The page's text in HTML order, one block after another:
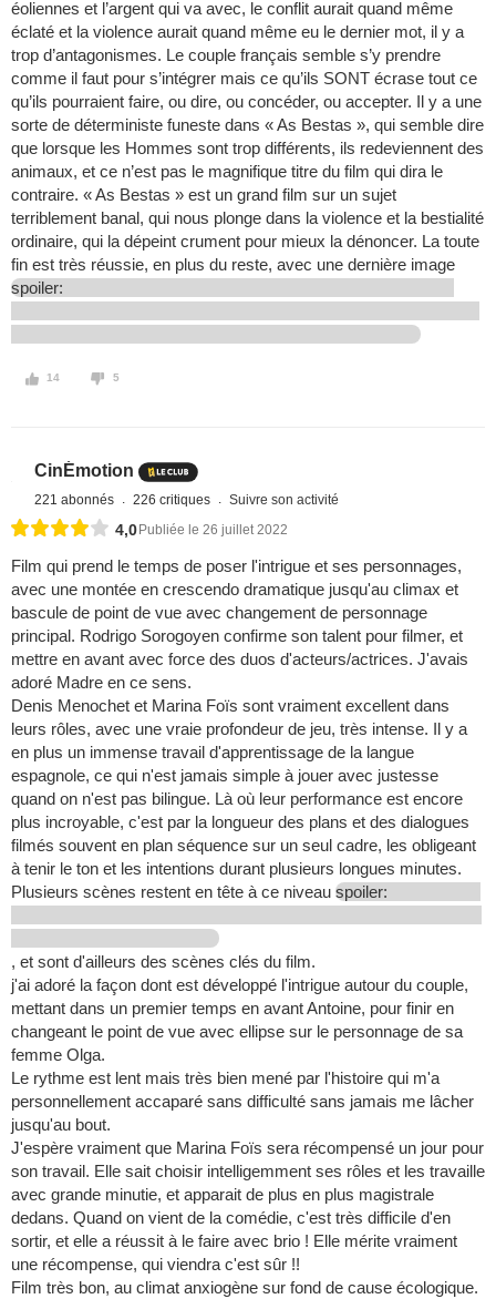
éoliennes et l’argent qui va avec, le conflit aurait quand même
éclaté et la violence aurait quand même eu le dernier mot, il y a
trop d’antagonismes. Le couple français semble s’y prendre
comme il faut pour s’intégrer mais ce qu’ils SONT écrase tout ce
qu’ils pourraient faire, ou dire, ou concéder, ou accepter. Il y a une
sorte de déterministe funeste dans « As Bestas », qui semble dire
que lorsque les Hommes sont trop différents, ils redeviennent des
animaux, et ce n’est pas le magnifique titre du film qui dira le
contraire. « As Bestas » est un grand film sur un sujet
terriblement banal, qui nous plonge dans la violence et la bestialité
ordinaire, qui la dépeint crument pour mieux la dénoncer. La toute
fin est très réussie, en plus du reste, avec une dernière image
spoiler:
14 5
CinÉmotion
221 abonnés 226 critiques Suivre son activité
4,0Publiée le 26 juillet 2022
Film qui prend le temps de poser l'intrigue et ses personnages,
avec une montée en crescendo dramatique jusqu'au climax et
bascule de point de vue avec changement de personnage
principal. Rodrigo Sorogoyen confirme son talent pour filmer, et
mettre en avant avec force des duos d'acteurs/actrices. J'avais
adoré Madre en ce sens.
Denis Menochet et Marina Foïs sont vraiment excellent dans
leurs rôles, avec une vraie profondeur de jeu, très intense. Il y a
en plus un immense travail d'apprentissage de la langue
espagnole, ce qui n'est jamais simple à jouer avec justesse
quand on n'est pas bilingue. Là où leur performance est encore
plus incroyable, c'est par la longueur des plans et des dialogues
filmés souvent en plan séquence sur un seul cadre, les obligeant
à tenir le ton et les intentions durant plusieurs longues minutes.
Plusieurs scènes restent en tête à ce niveau spoiler:
, et sont d'ailleurs des scènes clés du film.
j'ai adoré la façon dont est développé l'intrigue autour du couple,
mettant dans un premier temps en avant Antoine, pour finir en
changeant le point de vue avec ellipse sur le personnage de sa
femme Olga.
Le rythme est lent mais très bien mené par l'histoire qui m'a
personnellement accaparé sans difficulté sans jamais me lâcher
jusqu'au bout.
J'espère vraiment que Marina Foïs sera récompensé un jour pour
son travail. Elle sait choisir intelligemment ses rôles et les travaille
avec grande minutie, et apparait de plus en plus magistrale
dedans. Quand on vient de la comédie, c'est très difficile d'en
sortir, et elle a réussit à le faire avec brio ! Elle mérite vraiment
une récompense, qui viendra c'est sûr !!
Film très bon, au climat anxiogène sur fond de cause écologique.